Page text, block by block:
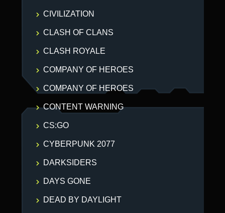
CIVILIZATION
CLASH OF CLANS
CLASH ROYALE
COMPANY OF HEROES
COMPANY OF HEROES
CONTENT WARNING
CS:GO
CYBERPUNK 2077
DARKSIDERS
DAYS GONE
DEAD BY DAYLIGHT